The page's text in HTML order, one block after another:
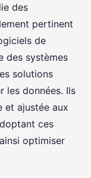
des
pertinent
de
des systèmes
solutions
les données. Ils
et ajustée aux
ces
optimiser